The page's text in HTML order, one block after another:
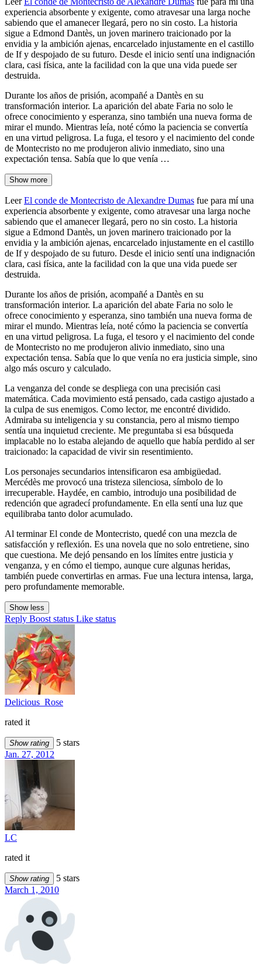
experiencia absorbente y exigente, como atravesar una larga noche
sabiendo que el amanecer llegará, pero no sin costo. La historia
sigue a Edmond Dantès, un joven marinero traicionado por la
envidia y la ambición ajenas, encarcelado injustamente en el castillo
de If y despojado de su futuro. Desde el inicio sentí una indignación
clara, casi física, ante la facilidad con la que una vida puede ser
destruida.
Durante los años de prisión, acompañé a Dantès en su
transformación interior. La aparición del abate Faria no solo le
ofrece conocimiento y esperanza, sino también una nueva forma de
mirar el mundo. Mientras leía, noté cómo la paciencia se convertía
en una virtud peligrosa. La fuga, el tesoro y el nacimiento del conde
de Montecristo no me produjeron alivio inmediato, sino una
expectación tensa. Sabía que lo que venía …
Show more
LeerEl conde de Montecristo de Alexandre Dumas fue para mí una
experiencia absorbente y exigente, como atravesar una larga noche
sabiendo que el amanecer llegará, pero no sin costo. La historia
sigue a Edmond Dantès, un joven marinero traicionado por la
envidia y la ambición ajenas, encarcelado injustamente en el castillo
de If y despojado de su futuro. Desde el inicio sentí una indignación
clara, casi física, ante la facilidad con la que una vida puede ser
destruida.
Durante los años de prisión, acompañé a Dantès en su
transformación interior. La aparición del abate Faria no solo le
ofrece conocimiento y esperanza, sino también una nueva forma de
mirar el mundo. Mientras leía, noté cómo la paciencia se convertía
en una virtud peligrosa. La fuga, el tesoro y el nacimiento del conde
de Montecristo no me produjeron alivio inmediato, sino una
expectación tensa. Sabía que lo que venía no era justicia simple, sino
algo más oscuro y calculado.
La venganza del conde se despliega con una precisión casi
matemática. Cada movimiento está pensado, cada castigo ajustado a
la culpa de sus enemigos. Como lector, me encontré dividido.
Admiraba su inteligencia y su constancia, pero al mismo tiempo
sentía una inquietud creciente. Me preguntaba si esa búsqueda
implacable no lo estaba alejando de aquello que había perdido al ser
traicionado: la capacidad de vivir sin resentimiento.
Los personajes secundarios intensificaron esa ambigüedad.
Mercédès me provocó una tristeza silenciosa, símbolo de lo
irrecuperable. Haydée, en cambio, introdujo una posibilidad de
redención que agradecí profundamente. En ella sentí una luz que
equilibraba tanto dolor acumulado.
Al terminar El conde de Montecristo, quedé con una mezcla de
satisfacción y reflexión. Es una novela que no solo entretiene, sino
que cuestiona. Me dejó pensando en los límites entre justicia y
venganza, y en cómo el tiempo, aunque cure algunas heridas,
también puede convertirlas en armas. Fue una lectura intensa, larga,
pero profundamente memorable.
Show less
Reply Boost status Like status
Delicious_Rose
rated it
Show rating
5 stars
Jan. 27, 2012
LC
rated it
Show rating
5 stars
March 1, 2010